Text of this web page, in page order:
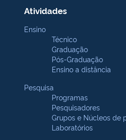
Atividades
Ensino
Técnico
Graduação
Pós-Graduação
Ensino a distância
Pesquisa
Programas
Pesquisadores
Grupos e Núcleos de
Laboratórios